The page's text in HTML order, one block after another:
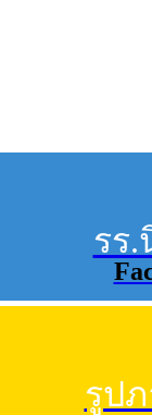
รร
รูป